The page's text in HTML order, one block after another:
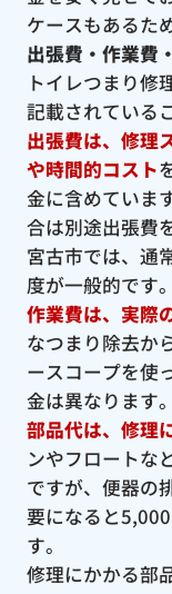
ケースもあるた
出張費・作業費
トイレつまり修
記載されている
出張費は、修理
や時間的コスト
金に含めていま
合は別途出張費
宮古市では、通
度が一般的です。
作業費は、実際
なつまり除去か
ースコープを使
金は異なります。
部品代は、修理
ンやフロートな
ですが、便器の
要になると
す。
修理にかかる部